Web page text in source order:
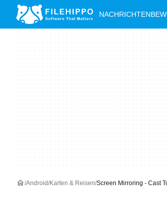
NACHRICHTEN
Android Karten & Reisen Screen Mirroring - Cast